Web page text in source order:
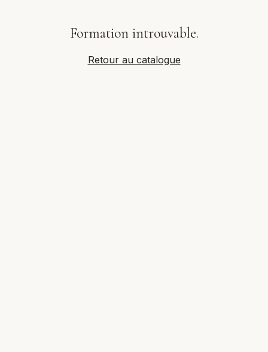
Formation introuvable.
Retour au catalogue